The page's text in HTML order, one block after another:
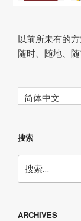
以前所未有的
随时、随地、随
简体中文
搜索
索：
ARCHIVES